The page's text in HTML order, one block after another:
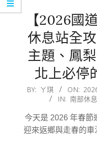
【2026國
休息站全
主題、鳳
北上必停
2026-
16
BY: ㄚ琪 ON:
IN: 南部休
今天是 2026 年春節
迎來返鄉與走春的